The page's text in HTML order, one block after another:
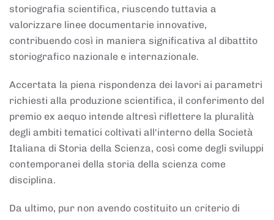
storiografia scientifica, riuscendo tuttavia a
valorizzare linee documentarie innovative,
contribuendo così in maniera significativa al dibattito
storiografico nazionale e internazionale.
Accertata la piena rispondenza dei lavori ai parametri
richiesti alla produzione scientifica, il conferimento del
premio ex aequo intende altresì riflettere la pluralità
degli ambiti tematici coltivati all'interno della Società
Italiana di Storia della Scienza, così come degli sviluppi
contemporanei della storia della scienza come
disciplina.
Da ultimo, pur non avendo costituito un criterio di